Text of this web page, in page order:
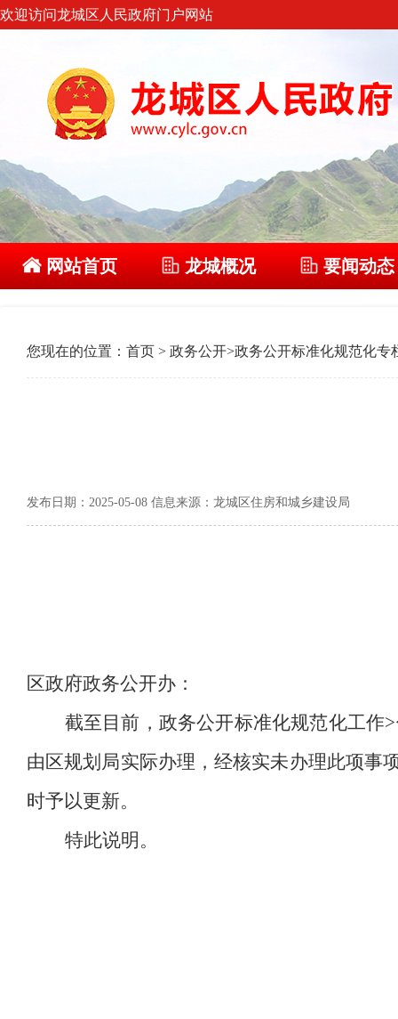
欢迎访问龙城区人民政府门户网站
网站首页 龙城概况 要闻动态
您现在的位置： 首页 > 政务公开>政务公开标准化规范化专
发布日期：2025-05-08 信息来源：龙城区住房和城乡建设局
区政府政务公开办：
截至目前， 政务公开标准化规范化工作
由区规划局实际办理，经核实未办理此项事
时予以更新。
特此说明。